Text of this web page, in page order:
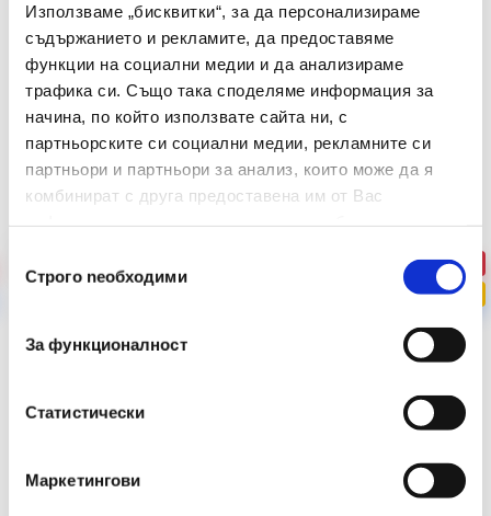
Използваме „бисквитки“, за да персонализираме
съдържанието и рекламите, да предоставяме
функции на социални медии и да анализираме
трафика си. Също така споделяме информация за
начина, по който използвате сайта ни, с
партньорските си социални медии, рекламните си
партньори и партньори за анализ, които може да я
комбинират с друга предоставена им от Вас
наСтрого nеобходими
За функционалност
Статистически
Маркетингови
Препоръчани Продукти
-56%
ПРОМО